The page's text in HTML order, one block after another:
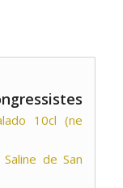
10cl (ne
de San